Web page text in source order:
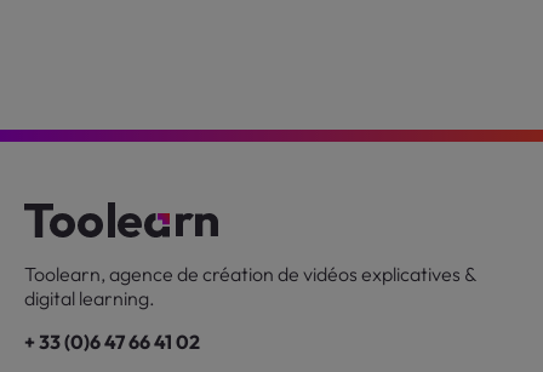
Toolearn, agence de création de vidéos explicatives &
digital learning.
+ 33 (0)6 47 66 41 02